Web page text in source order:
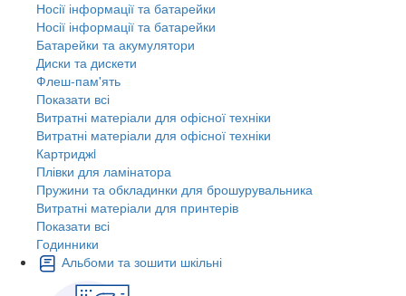
Носії інформації та батарейки
Носії інформації та батарейки
Батарейки та акумулятори
Диски та дискети
Флеш-пам'ять
Показати всі
Витратні матеріали для офісної техніки
Витратні матеріали для офісної техніки
Картриджi
Плівки для ламінатора
Пружини та обкладинки для брошурувальника
Витратні матеріали для принтерів
Показати всі
Годинники
Альбоми та зошити шкільні